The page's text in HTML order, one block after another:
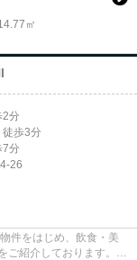
㎡
2分
徒歩3分
7分
26
件をはじめ、飲食・美
紹介しております。